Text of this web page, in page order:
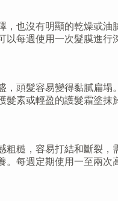
，也沒有明顯的乾燥或
每週使用一次髮膜進
，頭髮容易變得黏膩扁
素或輕盈的護髮霜塗
粗糙，容易打結和斷裂
。每週定期使用一至兩